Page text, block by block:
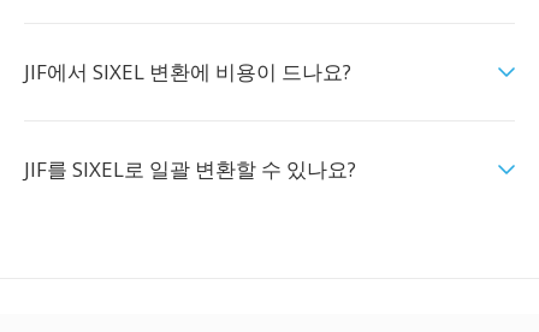
JIF에서 SIXEL 변환에 비용이 드나요?
JIF를 SIXEL로 일괄 변환할 수 있나요?